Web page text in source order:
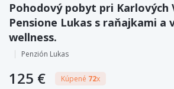
Pohodový pobyt pri Karlových
Pensione Lukas s raňajkami a
wellness.
Penzión Lukas
125 € Kúpené 72x